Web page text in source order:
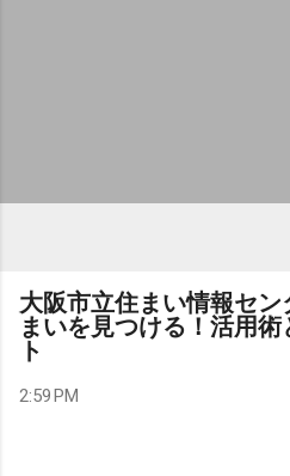
大阪市立住まい情報セ
まいを見つける！活用
ト
2:59 PM